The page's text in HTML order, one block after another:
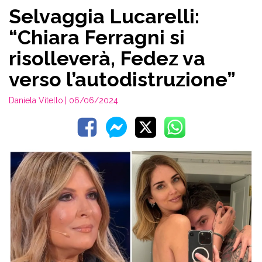
Selvaggia Lucarelli:
“Chiara Ferragni si
risolleverà, Fedez va
verso l’autodistruzione”
Daniela Vitello | 06/06/2024